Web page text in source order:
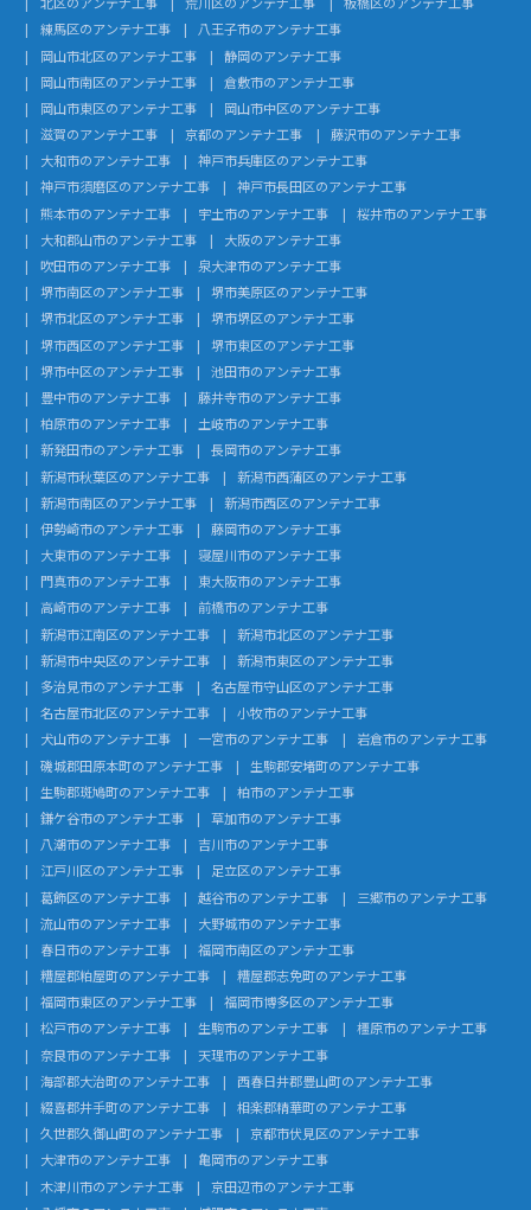
練馬区のアンテナ工事
八王子市のアンテナ工事
岡山市北区のアンテナ工事
静岡のアンテナ工事
岡山市南区のアンテナ工事
倉敷市のアンテナ工事
岡山市東区のアンテナ工事
岡山市中区のアンテナ工事
滋賀のアンテナ工事
京都のアンテナ工事
藤沢市のアンテナ工事
大和市のアンテナ工事
神戸市兵庫区のアンテナ工事
神戸市須磨区のアンテナ工事
神戸市長田区のアンテナ工事
熊本市のアンテナ工事
宇土市のアンテナ工事
桜井市のアンテナ工事
大和郡山市のアンテナ工事
大阪のアンテナ工事
吹田市のアンテナ工事
泉大津市のアンテナ工事
堺市南区のアンテナ工事
堺市美原区のアンテナ工事
堺市北区のアンテナ工事
堺市堺区のアンテナ工事
堺市西区のアンテナ工事
堺市東区のアンテナ工事
堺市中区のアンテナ工事
池田市のアンテナ工事
豊中市のアンテナ工事
藤井寺市のアンテナ工事
柏原市のアンテナ工事
土岐市のアンテナ工事
新発田市のアンテナ工事
長岡市のアンテナ工事
新潟市秋葉区のアンテナ工事
新潟市西蒲区のアンテナ工事
新潟市南区のアンテナ工事
新潟市西区のアンテナ工事
伊勢崎市のアンテナ工事
藤岡市のアンテナ工事
大東市のアンテナ工事
寝屋川市のアンテナ工事
門真市のアンテナ工事
東大阪市のアンテナ工事
高崎市のアンテナ工事
前橋市のアンテナ工事
新潟市江南区のアンテナ工事
新潟市北区のアンテナ工事
新潟市中央区のアンテナ工事
新潟市東区のアンテナ工事
多治見市のアンテナ工事
名古屋市守山区のアンテナ工事
名古屋市北区のアンテナ工事
小牧市のアンテナ工事
犬山市のアンテナ工事
一宮市のアンテナ工事
岩倉市のアンテナ工事
磯城郡田原本町のアンテナ工事
生駒郡安堵町のアンテナ工事
生駒郡斑鳩町のアンテナ工事
柏市のアンテナ工事
鎌ケ谷市のアンテナ工事
草加市のアンテナ工事
八潮市のアンテナ工事
吉川市のアンテナ工事
江戸川区のアンテナ工事
足立区のアンテナ工事
葛飾区のアンテナ工事
越谷市のアンテナ工事
三郷市のアンテナ工事
流山市のアンテナ工事
大野城市のアンテナ工事
春日市のアンテナ工事
福岡市南区のアンテナ工事
糟屋郡粕屋町のアンテナ工事
糟屋郡志免町のアンテナ工事
福岡市東区のアンテナ工事
福岡市博多区のアンテナ工事
松戸市のアンテナ工事
生駒市のアンテナ工事
橿原市のアンテナ工事
奈良市のアンテナ工事
天理市のアンテナ工事
海部郡大治町のアンテナ工事
西春日井郡豊山町のアンテナ工事
綴喜郡井手町のアンテナ工事
相楽郡精華町のアンテナ工事
久世郡久御山町のアンテナ工事
京都市伏見区のアンテナ工事
大津市のアンテナ工事
亀岡市のアンテナ工事
木津川市のアンテナ工事
京田辺市のアンテナ工事